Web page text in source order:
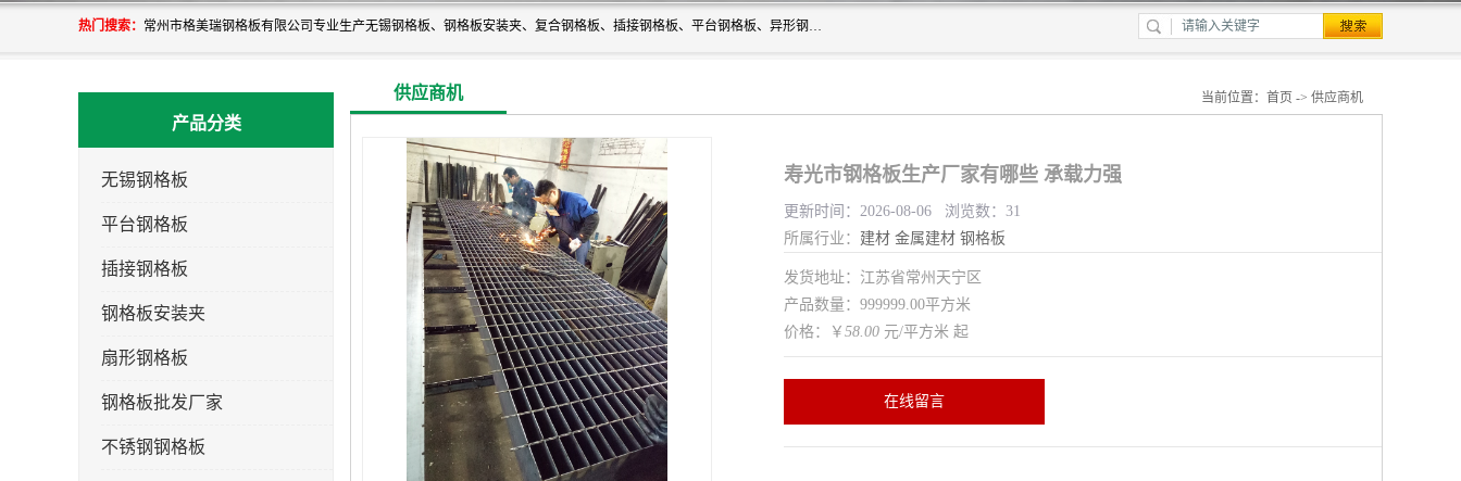
热门搜索： 常州市格美瑞钢格板有限公司专业生产无锡钢格板、钢格板安装夹、复合钢格板、插接钢格板、平台钢格板、异形钢格板等产品。
产品分类
无锡钢格板
平台钢格板
插接钢格板
钢格板安装夹
扇形钢格板
钢格板批发厂家
不锈钢钢格板
供应商机 当前位置： 首页 -> 供应商机
寿光市钢格板生产厂家有哪些 承载力强
更新时间：2026-08-06 浏览数：31
所属行业： 建材 金属建材 钢格板
发货地址：江苏省常州天宁区
产品数量：999999.00平方米
价格：￥ 58.00 元/平方米 起
在线留言